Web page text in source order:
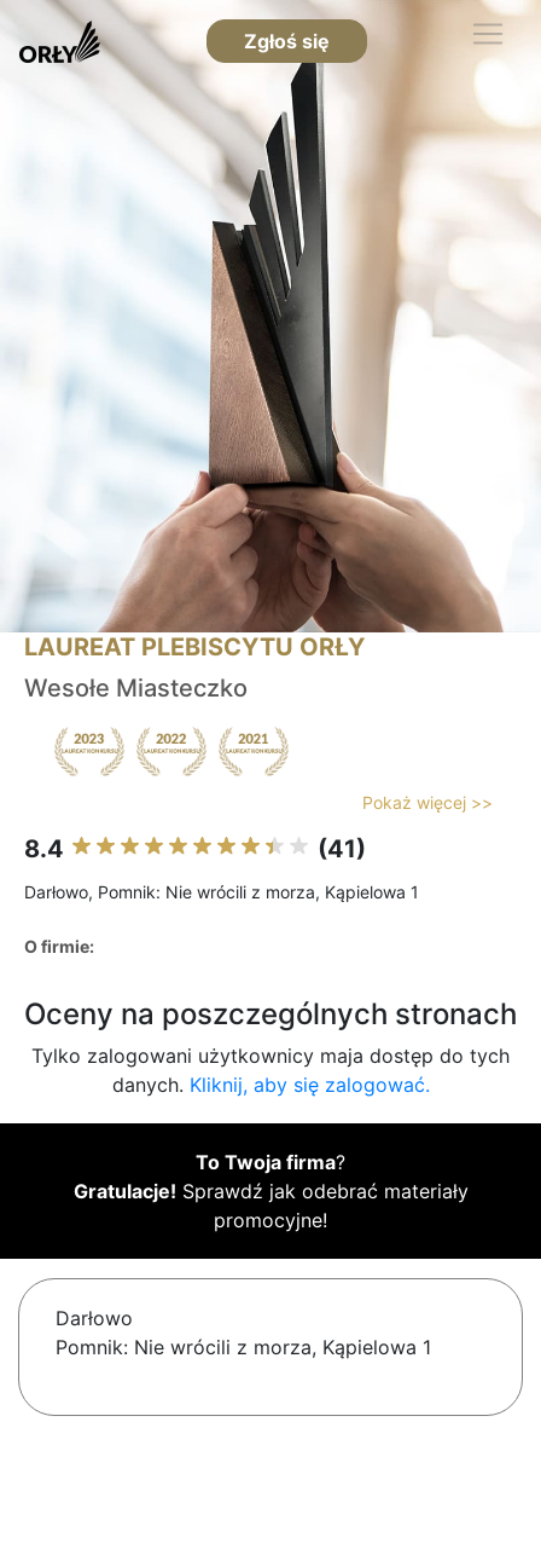
Zgłoś się
LAUREAT PLEBISCYTU ORŁY
Wesołe Miasteczko
Pokaż więcej >>
8.4 (41)
Darłowo, Pomnik: Nie wrócili z morza, Kąpielowa 1
O firmie:
Oceny na poszczególnych stronach
Tylko zalogowani użytkownicy maja dostęp do tych
danych. Kliknij, aby się zalogować.
To Twoja firma?
Gratulacje! Sprawdź jak odebrać materiały
promocyjne!
Darłowo
Pomnik: Nie wrócili z morza, Kąpielowa 1